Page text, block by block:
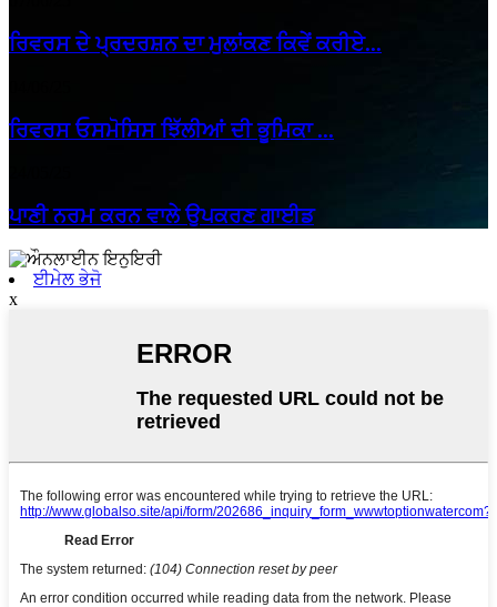
ਰਿਵਰਸ ਦੇ ਪ੍ਰਦਰਸ਼ਨ ਦਾ ਮੁਲਾਂਕਣ ਕਿਵੇਂ ਕਰੀਏ...
ਰਿਵਰਸ ਓਸਮੋਸਿਸ ਝਿੱਲੀਆਂ ਦੀ ਭੂਮਿਕਾ ...
ਪਾਣੀ ਨਰਮ ਕਰਨ ਵਾਲੇ ਉਪਕਰਣ ਗਾਈਡ
ਈਮੇਲ ਭੇਜੋ
x